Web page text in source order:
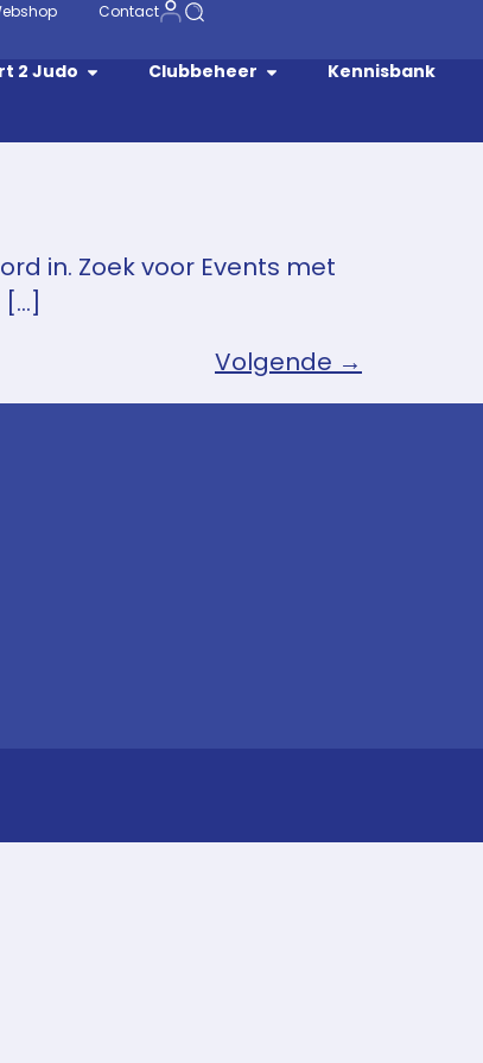
Contact
2 Judo Clubbeheer Kennisbank
in. Zoek voor Events met
Volgende →